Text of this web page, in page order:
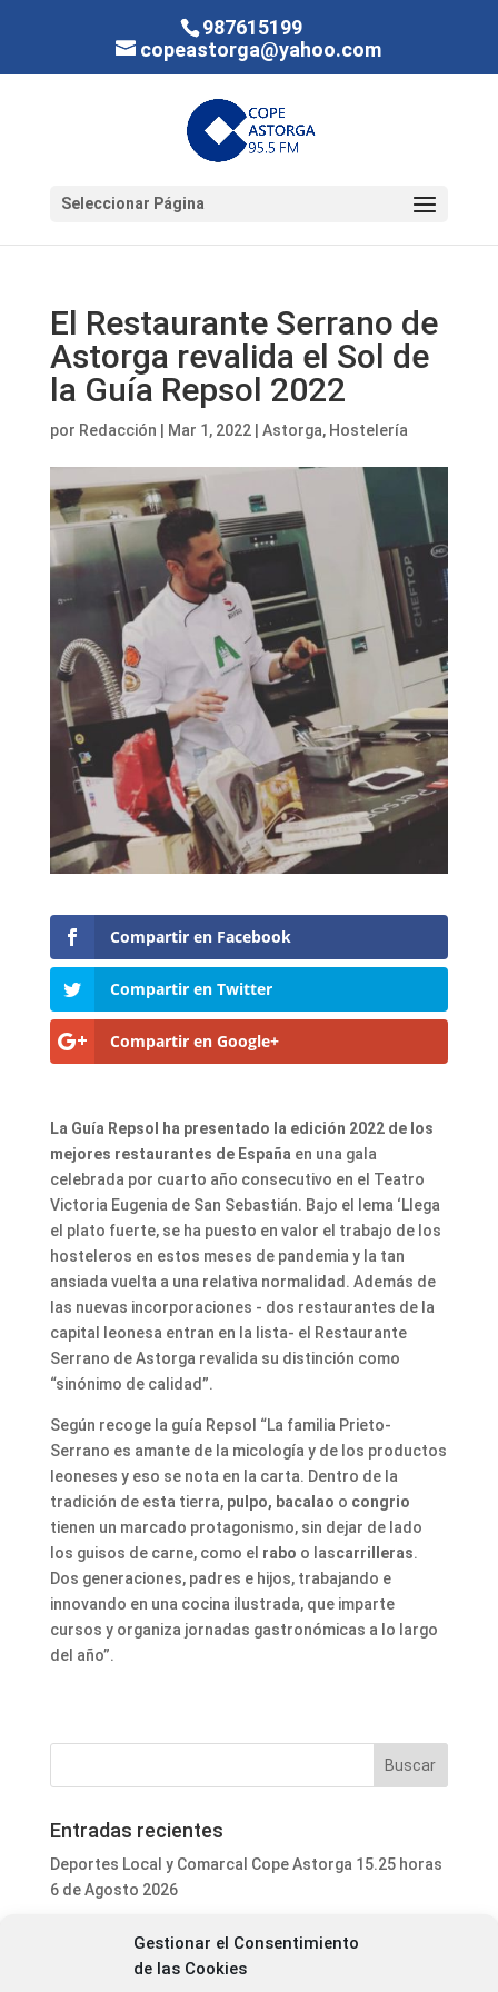
Gestionar el Consentimiento
de las Cookies
987615199
copeastorga@yahoo.com
Seleccionar Página
El Restaurante Serrano de
Astorga revalida el Sol de
la Guía Repsol 2022
por Redacción Mar 1, 2022| Astorga, Hostelería
Compartir en Facebook
Compartir en Twitter
Compartir en Google+
La Guía Repsol ha presentado la edición 2022 de los
mejores restaurantes de España en una gala
celebrada por cuarto año consecutivo en el Teatro
Victoria Eugenia de San Sebastián. Bajo el lema ‘Llega
el plato fuerte, se ha puesto en valor el trabajo de los
hosteleros en estos meses de pandemia y la tan
ansiada vuelta a una relativa normalidad. Además de
las nuevas incorporaciones - dos restaurantes de la
capital leonesa entran en la lista- el Restaurante
Serrano de Astorga revalida su distinción como
“sinónimo de calidad”.
Según recoge la guía Repsol “La familia Prieto-
Serrano es amante de la micología y de los productos
leoneses y eso se nota en la carta. Dentro de la
tradición de esta tierra, pulpo, bacalao o congrio
tienen un marcado protagonismo, sin dejar de lado
los guisos de carne, como el rabo o lascarrilleras.
Dos generaciones, padres e hijos, trabajando e
innovando en una cocina ilustrada, que imparte
cursos y organiza jornadas gastronómicas a lo largo
del año”.
Entradas recientes
Deportes Local y Comarcal Cope Astorga 15.25 horas
6 de Agosto 2026